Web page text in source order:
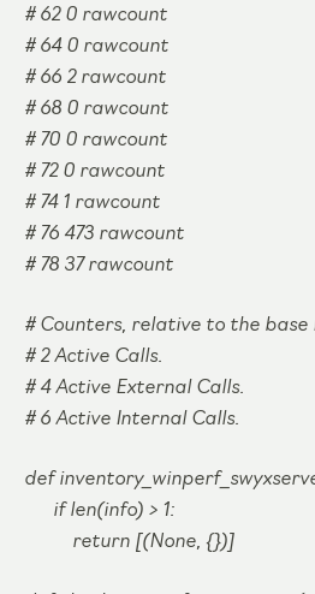
# 62 0 rawcount
# 64 0 rawcount
# 66 2 rawcount
# 68 0 rawcount
# 70 0 rawcount
# 72 0 rawcount
# 74 1 rawcount
# 76 473 rawcount
# 78 37 rawcount
# Counters, relative to the base
# 2 Active Calls.
# 4 Active External Calls.
# 6 Active Internal Calls.
def
if len(info) > 1:
return [(None, {})]